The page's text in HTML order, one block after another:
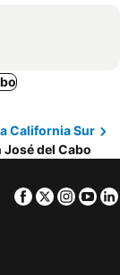
California Sur
José del Cabo
Facebook
Twitter